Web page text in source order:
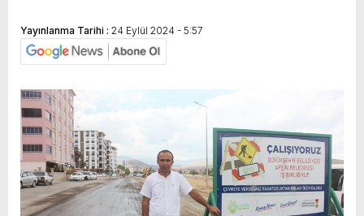
Yayınlanma Tarihi : 24 Eylül 2024 - 5:57